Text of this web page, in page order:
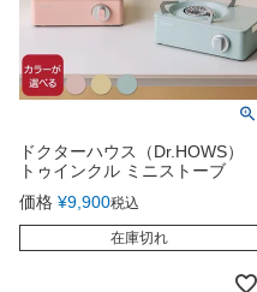
ドクターハウス（Dr.HOWS）
トゥインクル ミニストーブ
価格 ¥9,900税込
在庫切れ